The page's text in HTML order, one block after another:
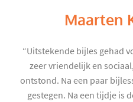
Maarten
“Uitstekende bijles gehad
zeer vriendelijk en
ontstond. Na een paar
gestegen. Na een tijdje is